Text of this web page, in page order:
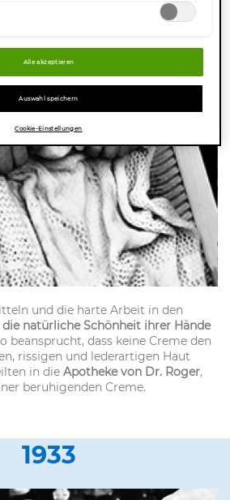
und die harte Arbeit in den
die natürliche Schönheit ihrer Hände
beansprucht, dass keine Creme den
rissigen und lederartigen Haut
in die Apotheke von Dr. Roger,
beruhigenden Creme.
1933
Alle akzeptieren
Auswahl speichern
Cookie-Einstellungen